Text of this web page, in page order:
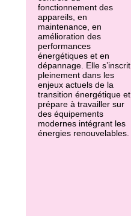
fonctionnement des
appareils, en
maintenance, en
amélioration des
performances
énergétiques et en
dépannage. Elle s’inscrit
pleinement dans les
enjeux actuels de la
transition énergétique et
prépare à travailler sur
des équipements
modernes intégrant les
énergies renouvelables.